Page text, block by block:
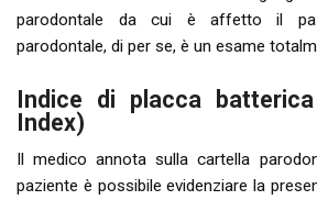
parodontale da cui è affetto il
parodontale, di per se, è un esame
Indice di placca
Index)
Il medico annota sulla cartella
paziente è possibile evidenziare la